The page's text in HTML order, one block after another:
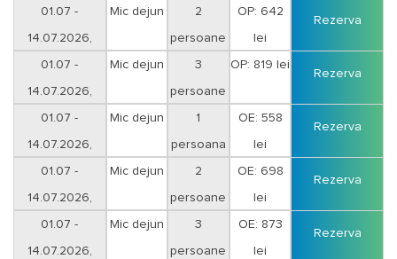
01.07 -
14.07.2026,
Mic dejun 2
persoane
OP: 642
lei
Rezerva
01.07 -
14.07.2026,
Mic dejun 3
persoane
OP: 819 lei
Rezerva
01.07 -
14.07.2026,
Mic dejun 1
persoana
OE: 558
lei
Rezerva
01.07 -
14.07.2026,
Mic dejun 2
persoane
OE: 698
lei
Rezerva
01.07 -
14.07.2026,
Mic dejun 3
persoane
OE: 873
lei
Rezerva